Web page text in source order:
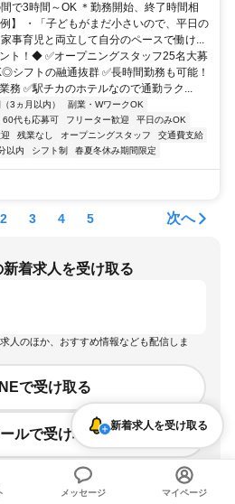
で3時間～OK ＊勤務開始、終了時間相
】 ・「子どもがまだ小さいので、平日の
事育児と両立して自分のペースで働け...
ト！◆ ✅オープニングスタッフ25名大募
シフトの融通抜群 ✅長時間勤務も可能！
務 ✅駅チカのホテルなので通勤ラク...
3ヵ月以内）
副業・WワークOK
60代も応募可 フリーター歓迎
平日のみOK
残業なし オープニングスタッフ
交通費支給
以内 シフト制 春夏冬休み期間限定
2 3 4 5 次へ
新着求人を受け取る
人のほか、おすすめ情報なども配信しま
で受け取る
ルで受け取る
新着求人を受け取る
メッセージ マイページ